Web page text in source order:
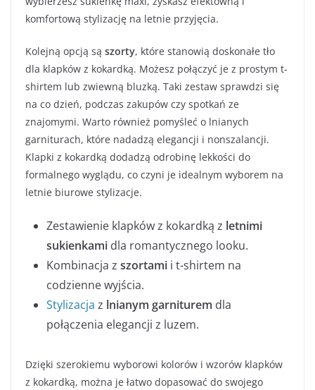
komfortową stylizację na letnie przyjęcia.
Kolejną opcją są szorty, które stanowią doskonałe tło
dla klapków z kokardką. Możesz połączyć je z prostym t-
shirtem lub zwiewną bluzką. Taki zestaw sprawdzi się
na co dzień, podczas zakupów czy spotkań ze
znajomymi. Warto również pomyśleć o lnianych
garniturach, które nadadzą elegancji i nonszalancji.
Klapki z kokardką dodadzą odrobinę lekkości do
formalnego wyglądu, co czyni je idealnym wyborem na
letnie biurowe stylizacje.
Zestawienie klapków z kokardką z letnimi
sukienkami dla romantycznego looku.
Kombinacja z szortami i t-shirtem na
codzienne wyjścia.
Stylizacja z lnianym garniturem dla
połączenia elegancji z luzem.
Dzięki szerokiemu wyborowi kolorów i wzorów klapków
z kokardką, można je łatwo dopasować do swojego